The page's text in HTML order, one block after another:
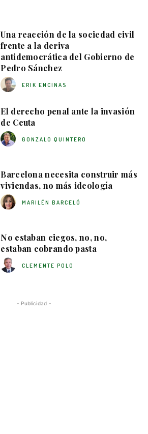
Una reacción de la sociedad civil
frente a la deriva
antidemocrática del Gobierno de
Pedro Sánchez
ERIK ENCINAS
El derecho penal ante la invasión
de Ceuta
GONZALO QUINTERO
Barcelona necesita construir más
viviendas, no más ideología
MARILÉN BARCELÓ
No estaban ciegos, no, no,
estaban cobrando pasta
CLEMENTE POLO
- Publicidad -